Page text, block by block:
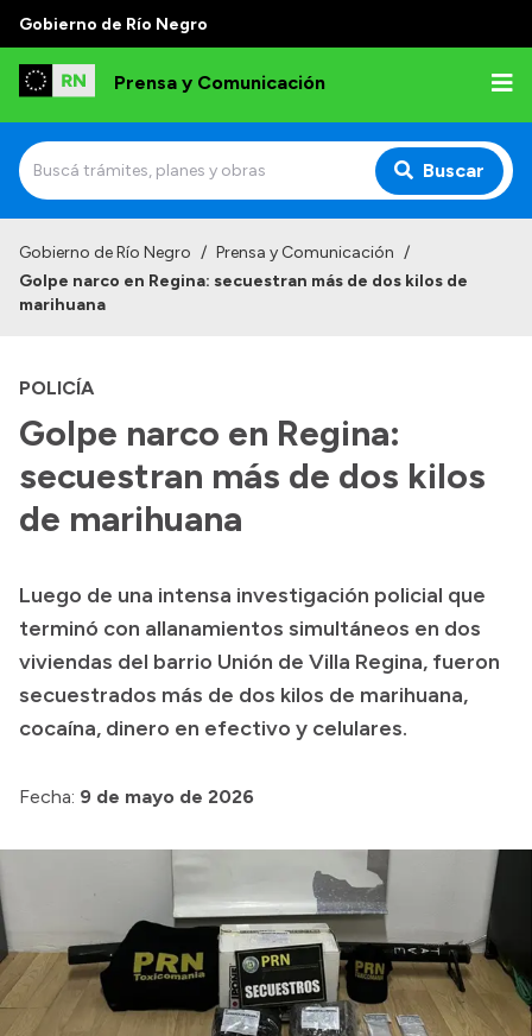
Gobierno de Río Negro
Prensa y Comunicación
Buscar
Institucional
Referentes de prensa
Archivo de noticias
Transparencia
Boletín Oficial
Compras y licitaciones
Consulta de expedientes
Consulta de pago a proveedores
Intranet
Login
Gobierno de Río Negro / Prensa y Comunicación /
Golpe narco en Regina: secuestran más de dos kilos de
marihuana
POLICÍA
Golpe narco en Regina:
secuestran más de dos kilos
de marihuana
Luego de una intensa investigación policial que
terminó con allanamientos simultáneos en dos
viviendas del barrio Unión de Villa Regina, fueron
secuestrados más de dos kilos de marihuana,
cocaína, dinero en efectivo y celulares.
Fecha: 9 de mayo de 2026